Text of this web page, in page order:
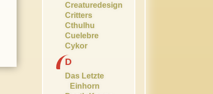
Creaturedesign
Critters
Cthulhu
Cuelebre
Cykor
D
Das Letzte
Einhorn